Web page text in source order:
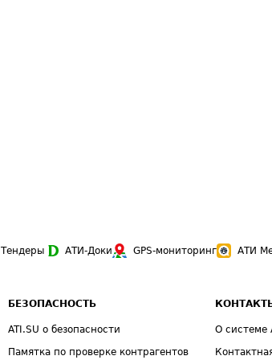
Тендеры АТИ-Доки GPS-мониторинг АТИ
БЕЗОПАСНОСТЬ
ATI.SU о безопасности
Памятка по проверке контрагентов
О системе